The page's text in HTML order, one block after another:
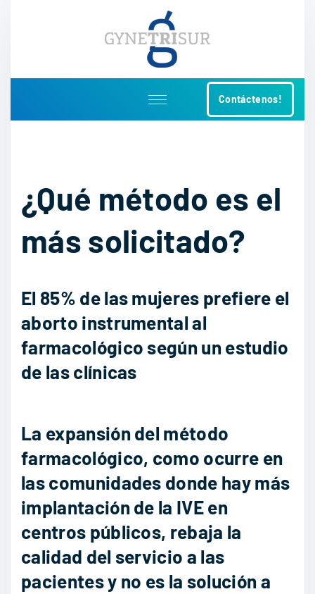
Contáctenos!
¿Qué método es el
más solicitado?
El 85% de las mujeres prefiere el
aborto instrumental al
farmacológico según un estudio
de las clínicas
La expansión del método
farmacológico, como ocurre en
las comunidades donde hay más
implantación de la IVE en
centros públicos, rebaja la
calidad del servicio a las
pacientes y no es la solución a